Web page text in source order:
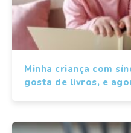
Minha criança com
gosta de livros, e